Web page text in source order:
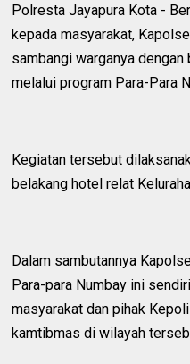
Polresta Jayapura Kota -
kepada masyarakat,
sambangi warganya
melalui program Para-Para
Kegiatan tersebut
belakang hotel relat
Dalam sambutannya
Para-para Numbay ini
masyarakat dan pihak
kamtibmas di wilayah